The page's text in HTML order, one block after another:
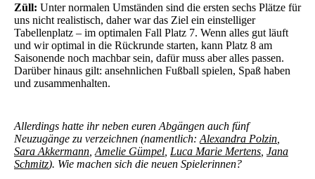
Züll: Unter normalen Umständen sind die ersten sechs Plätze für
uns nicht realistisch, daher war das Ziel ein einstelliger
Tabellenplatz – im optimalen Fall Platz 7. Wenn alles gut läuft
und wir optimal in die Rückrunde starten, kann Platz 8 am
Saisonende noch machbar sein, dafür muss aber alles passen.
Darüber hinaus gilt: ansehnlichen Fußball spielen, Spaß haben
und zusammenhalten.
Allerdings hatte ihr neben euren Abgängen auch fünf
Neuzugänge zu verzeichnen (namentlich: Alexandra Polzin
Sara Akkermann Amelie Gümpel Luca Marie Mertens Jana
Schmitz). Wie machen sich die neuen Spielerinnen?